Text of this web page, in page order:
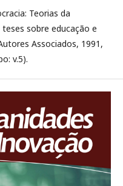
Teorias da
sobre educação e
Associados, 1991,
v.5).